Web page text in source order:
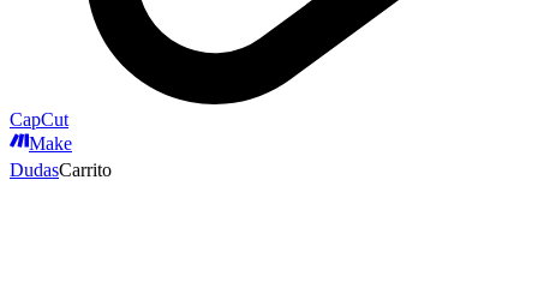
CapCut
Make
DudasCarrito